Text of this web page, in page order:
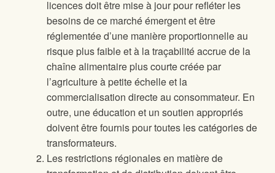
licences doit être mise à jour pour refléter les
besoins de ce marché émergent et être
réglementée d’une manière proportionnelle au
risque plus faible et à la traçabilité accrue de la
chaîne alimentaire plus courte créée par
l’agriculture à petite échelle et la
commercialisation directe au consommateur. En
outre, une éducation et un soutien appropriés
doivent être fournis pour toutes les catégories de
transformateurs.
Les restrictions régionales en matière de